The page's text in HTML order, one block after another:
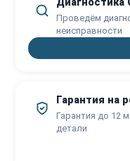
Проведём
неисправности
Гарантия на
Гарантия до 12
детали